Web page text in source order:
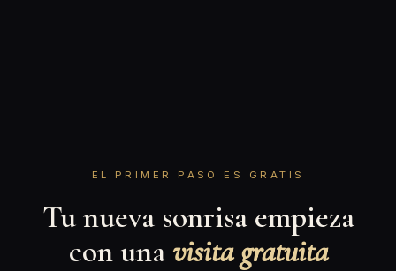
EL PRIMER PASO ES GRATIS
Tu nueva sonrisa empieza
con unavisita gratuita